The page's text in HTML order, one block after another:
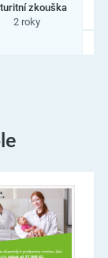
zkouška
2 roky